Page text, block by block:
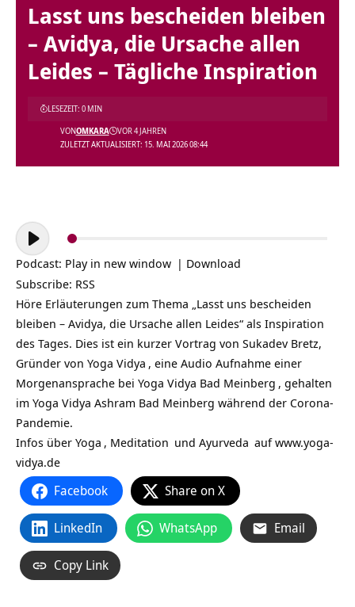
Lasst uns bescheiden bleiben
– Avidya, die Ursache allen
Leides – Tägliche Inspiration
ZULETZT AKTUALISIERT: 15. MAI 2026 08:44
VONOMKARA VOR 4 JAHREN
LESEZEIT: 0 MIN
Audio-
Player
Podcast: Play in new window | Download
Subscribe: RSS
Höre Erläuterungen zum Thema „Lasst uns bescheiden
bleiben – Avidya, die Ursache allen Leides“ als Inspiration
des Tages. Dies ist ein kurzer Vortrag von Sukadev Bretz,
Gründer von Yoga Vidya , eine Audio Aufnahme einer
Morgenansprache bei Yoga Vidya Bad Meinberg , gehalten
im Yoga Vidya Ashram Bad Meinberg während der Corona-
Pandemie.
Infos über Yoga , Meditation und Ayurveda aufwww.yoga-
vidya.de
Facebook Share on X
LinkedIn WhatsApp Email
Copy Link